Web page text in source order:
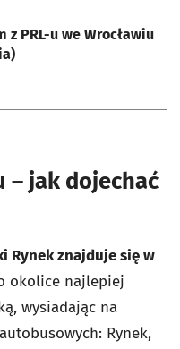
z PRL-u we Wrocławiu
– jak dojechać
Rynek znajduje się w
okolice najlepiej
wysiadając na
Rynek,